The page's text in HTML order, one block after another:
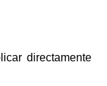
directamente